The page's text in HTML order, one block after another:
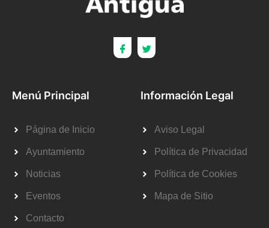
Menú Principal
Página de Inicio
Ayuntamiento
Noticias
Eventos
Contacto
Información Legal
Aviso Legal
Política de Privacidad
Política de Cookies
Mapa de Sitio